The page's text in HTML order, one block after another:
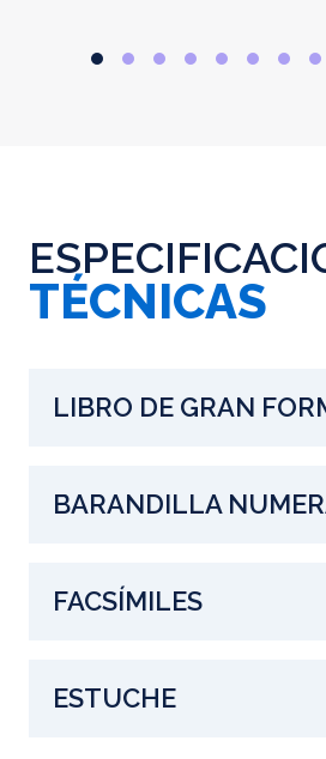
TÉCNICAS
LIBRO DE GRAN
BARANDILLA
FACSÍMILES
ESTUCHE